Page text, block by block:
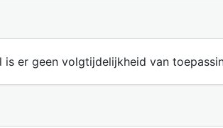
er geen volgtijdelijkheid van